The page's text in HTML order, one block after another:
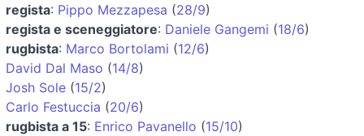
regista: Pippo Mezzapesa (28/9)
regista e sceneggiatore: Daniele Gangemi (18/6)
rugbista: Marco Bortolami (12/6)
David Dal Maso (14/8)
Josh Sole (15/2)
Carlo Festuccia (20/6)
rugbista a 15: Enrico Pavanello (15/10)